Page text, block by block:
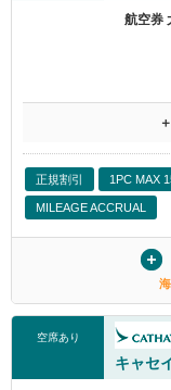
航空券
正規割引 1PC MAX
MILEAGE ACCRUAL
空席あり
キャセ